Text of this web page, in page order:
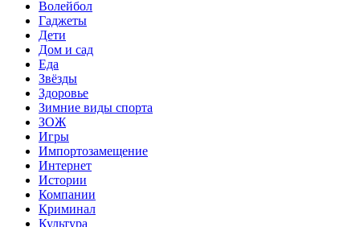
Волейбол
Гаджеты
Дети
Дом и сад
Еда
Звёзды
Здоровье
Зимние виды спорта
ЗОЖ
Игры
Импортозамещение
Интернет
Истории
Компании
Криминал
Культура